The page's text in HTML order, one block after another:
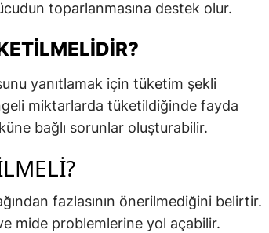
toparlanmasına destek olur.
yanıtlamak için tüketim şekli
miktarlarda tüketildiğinde fayda
bağlı sorunlar oluşturabilir.
fazlasının önerilmediğini belirtir.
mide problemlerine yol açabilir.